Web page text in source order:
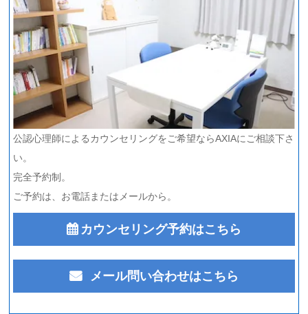
公認心理師によるカウンセリングをご希望ならAXIAにご相談下さ
い。
完全予約制。
ご予約は、お電話またはメールから。
カウンセリング予約はこちら
メール問い合わせはこちら